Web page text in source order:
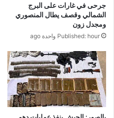
جرحى في غارات على البرج
الشمالي وقصف يطال المنصوري
ومجدل زون
Published: hour واحدة ago